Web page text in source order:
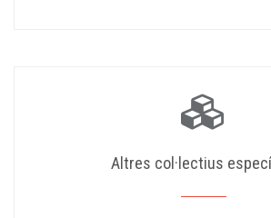
Altres col·lectius